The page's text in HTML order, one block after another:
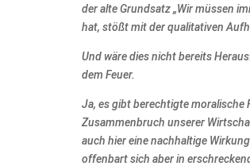
der alte Grundsatz „Wir müssen
hat, stößt mit der qualitativen
Und wäre dies nicht bereits
dem Feuer.
Ja, es gibt berechtigte moralische
Zusammenbruch unserer
auch hier eine nachhaltige
offenbart sich aber in